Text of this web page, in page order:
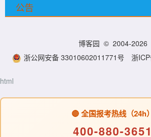
公告
博客园 © 2004-2026
浙公网安备 33010602011771号
浙
html
🔴 全国报考热线（24h）
400-880-3651